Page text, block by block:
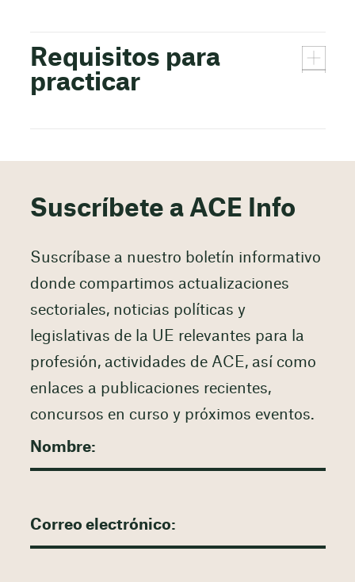
Requisitos para
practicar
Suscríbete a ACE Info
Suscríbase a nuestro boletín informativo
donde compartimos actualizaciones
sectoriales, noticias políticas y
legislativas de la UE relevantes para la
profesión, actividades de ACE, así como
enlaces a publicaciones recientes,
concursos en curso y próximos eventos.